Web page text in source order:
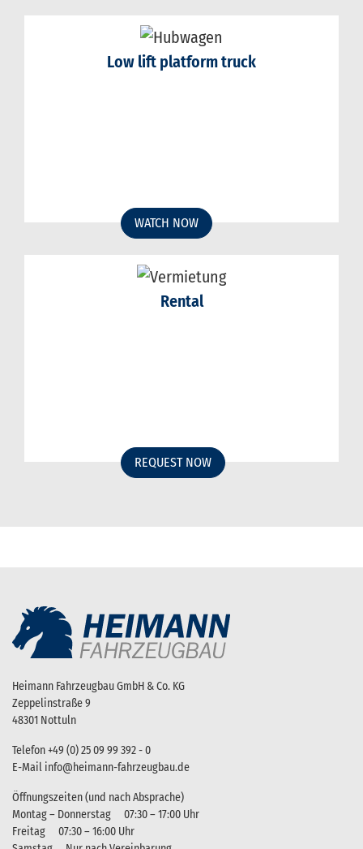
Low lift platform truck
WATCH NOW
Rental
REQUEST NOW
Heimann Fahrzeugbau GmbH & Co. KG
Zeppelinstraße 9
48301 Nottuln
Telefon+49 (0) 25 09 99 392 - 0
E-Mail info@heimann-fahrzeugbau.de
Öffnungszeiten (und nach Absprache)
Montag – Donnerstag
07:30 – 17:00 Uhr
Freitag
07:30 – 16:00 Uhr